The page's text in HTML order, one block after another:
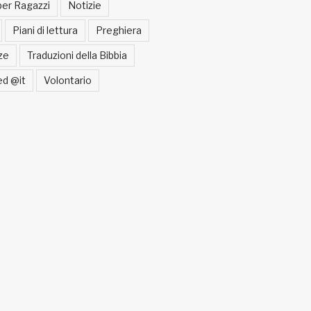
Ragazzi Notizie
Piani di lettura Preghiera
Traduzioni della Bibbia
@it Volontario